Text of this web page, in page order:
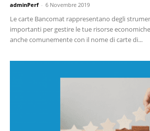
adminPerf - 6 Novembre 2019
Le carte Bancomat rappresentano degli
importanti per gestire le tue risorse
anche comunemente con il nome di carte di...